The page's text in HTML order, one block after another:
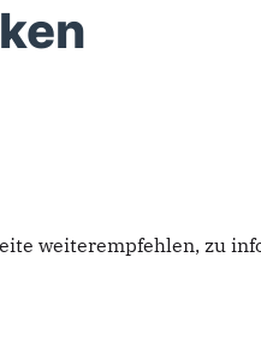
weiterempfehlen, zu